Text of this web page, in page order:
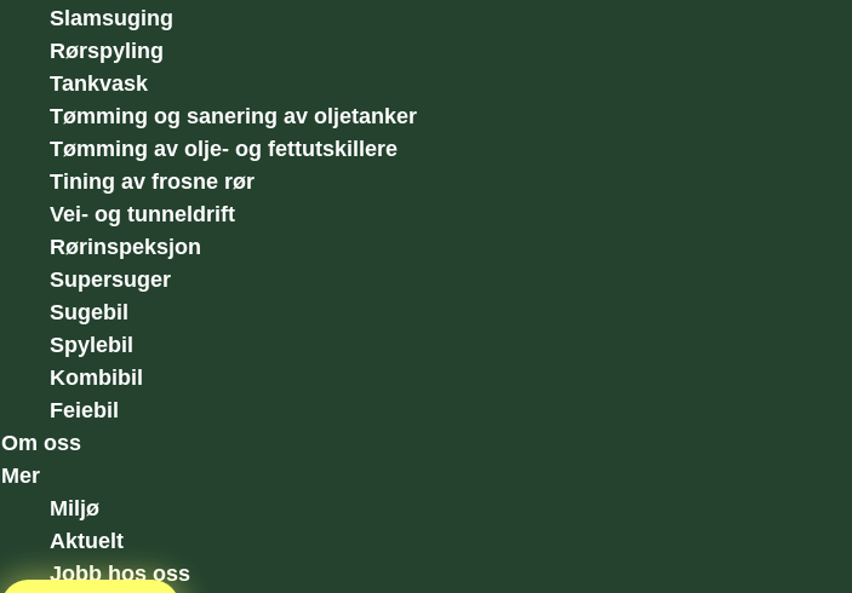
Slamsuging
Rørspyling
Tankvask
Tømming og sanering av oljetanker
Tømming av olje- og fettutskillere
Tining av frosne rør
Vei- og tunneldrift
Rørinspeksjon
Supersuger
Sugebil
Spylebil
Kombibil
Feiebil
Om oss
Mer
Miljø
Aktuelt
Jobb hos oss